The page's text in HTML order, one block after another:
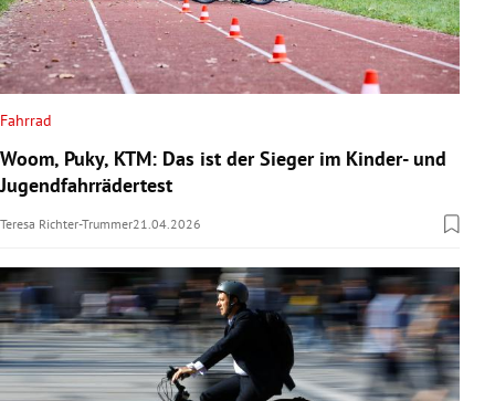
Fahrrad
Woom, Puky, KTM: Das ist der Sieger im Kinder- und
Jugendfahrrädertest
Teresa Richter-Trummer21.04.2026